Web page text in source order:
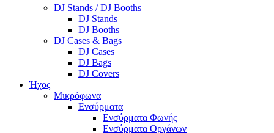
DJ Stands / DJ Booths
DJ Stands
DJ Booths
DJ Cases & Bags
DJ Cases
DJ Bags
DJ Covers
Ήχος
Μικρόφωνα
Ενσύρματα
Ενσύρματα Φωνής
Ενσύρματα Οργάνων